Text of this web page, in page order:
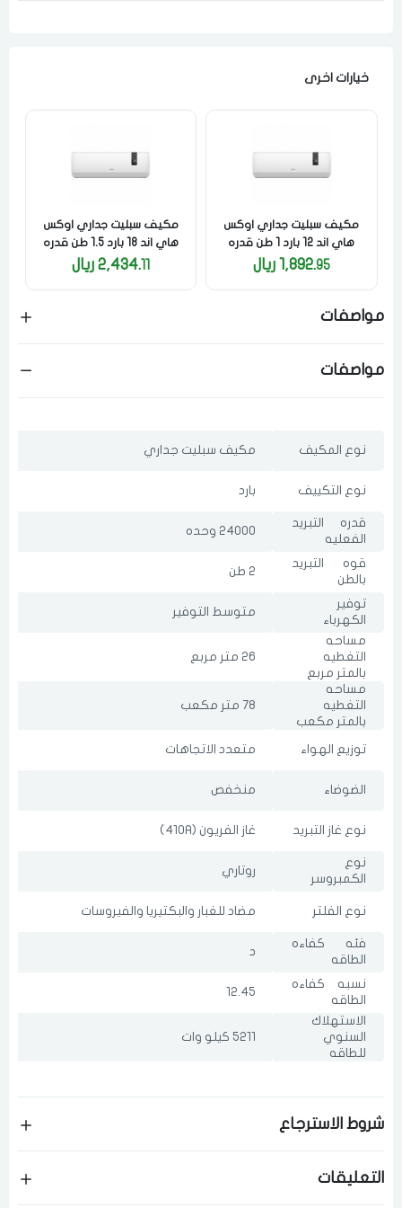
خيارات اخرى
مكيف سبليت جداري اوكس
هاي اند 12 بارد 1 طن قدره
تبريد 12000 وحده كمبروسر
1,892.95 ريال
مكيف سبليت جداري اوكس
هاي اند 18 بارد 1.5 طن قدره
تبريد 19000 وحده كمبروسر
2,434.11 ريال
مواصفات
مواصفات
نوع المكيف مكيف سبليت جداري
نوع التكييف بارد
قدره التبريد
الفعليه
24000 وحده
قوه التبريد
بالطن
2 طن
توفير
الكهرباء
متوسط التوفير
مساحه
التغطيه
بالمتر مربع
26 متر مربع
مساحه
التغطيه
بالمتر مكعب
78 متر مكعب
توزيع الهواء متعدد الاتجاهات
الضوضاء منخفص
نوع غاز التبريد غاز الفريون (410A)
نوع
الكمبروسر
روتاري
نوع الفلتر مضاد للغبار والبكتيريا والفيروسات
فئه كفاءه
الطاقه
د
نسبه كفاءه
الطاقه
12.45
الاستهلاك
السنوي
للطاقه
5211 كيلو وات
شروط الاسترجاع
التعليقات
اختر المدينة